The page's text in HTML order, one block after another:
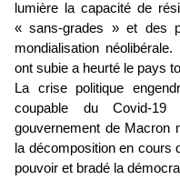
lumière la capacité de
« sans-grades » et des
mondialisation
ont subie a heurté le pays
La crise politique
coupable du Covid-
gouvernement de Macron
la décomposition en cours
pouvoir et bradé la